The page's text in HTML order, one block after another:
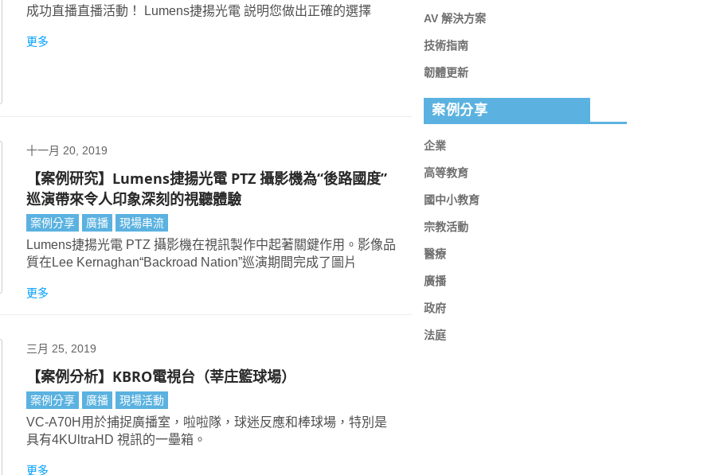
成功直播直播活動！ Lumens捷揚光電 説明您做出正確的選擇
更多
十一月 20, 2019
【案例研究】Lumens捷揚光電 PTZ 攝影機為“後路國度”
巡演帶來令人印象深刻的視聽體驗
案例分享 廣播 現場串流
Lumens捷揚光電 PTZ 攝影機在視訊製作中起著關鍵作用。影像品
質在Lee Kernaghan“Backroad Nation”巡演期間完成了圖片
更多
三月 25, 2019
【案例分析】KBRO電視台（莘庄籃球場）
案例分享 廣播 現場活動
VC-A70H用於捕捉廣播室，啦啦隊，球迷反應和棒球場，特別是
具有4KUltraHD 視訊的一壘箱。
更多
AV 解決方案
技術指南
韌體更新
案例分享
企業
高等教育
國中小教育
宗教活動
醫療
廣播
政府
法庭